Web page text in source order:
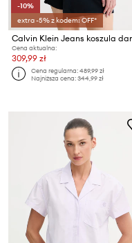
-10%
extra -5% z kodem: OFF*
Cena aktualna:
309,99 zł
Cena regularna:489,99 zł
Najniższa cena:344,99 zł